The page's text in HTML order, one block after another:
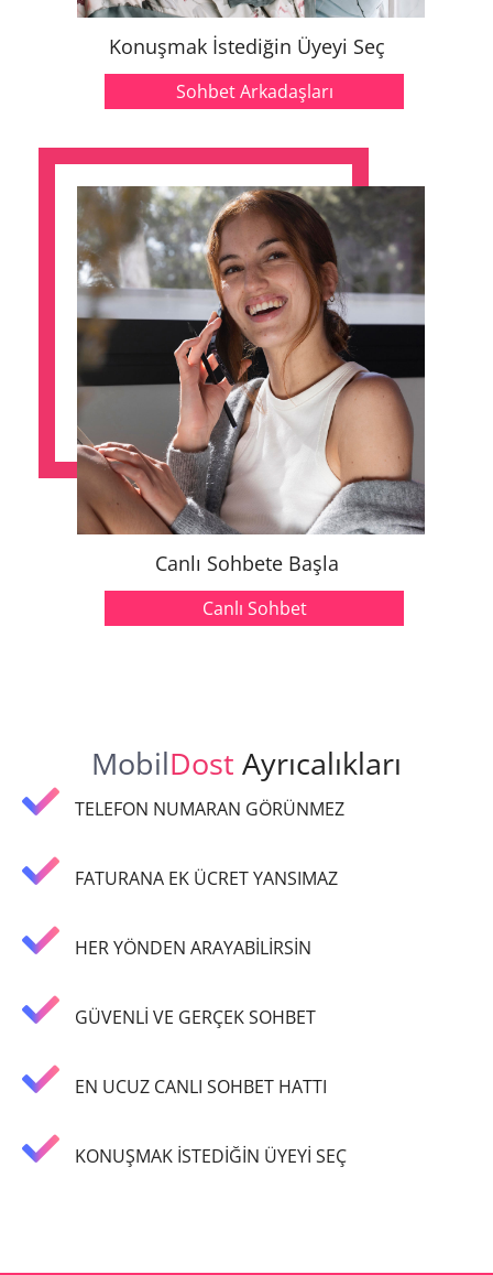
Konuşmak İstediğin Üyeyi Seç
Sohbet Arkadaşları
Canlı Sohbete Başla
Canlı Sohbet
MobilDost Ayrıcalıkları
TELEFON NUMARAN GÖRÜNMEZ
FATURANA EK ÜCRET YANSIMAZ
HER YÖNDEN ARAYABİLİRSİN
GÜVENLİ VE GERÇEK SOHBET
EN UCUZ CANLI SOHBET HATTI
KONUŞMAK İSTEDİĞİN ÜYEYİ SEÇ